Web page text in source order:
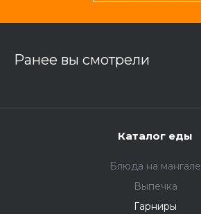
Ранее вы смотрели
Каталог еды
Блюда на мангале
Выпечка
Гарниры